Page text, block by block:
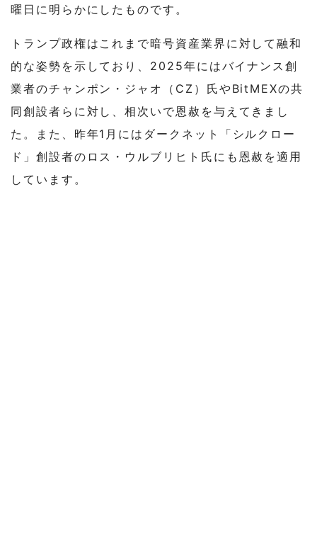
曜日に明らかにしたものです。
トランプ政権はこれまで暗号資産業界に対して融和
的な姿勢を示しており、2025年にはバイナンス創
業者のチャンポン・ジャオ（CZ）氏やBitMEXの共
同創設者らに対し、相次いで恩赦を与えてきまし
た。また、昨年1月にはダークネット「シルクロー
ド」創設者のロス・ウルブリヒト氏にも恩赦を適用
しています。